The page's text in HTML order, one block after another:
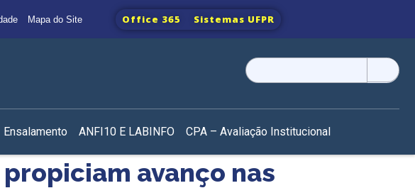
Mapa do Site Office 365 Sistemas UFPR
Pesquisar
por:
Ensalamento ANFI10 E LABINFO CPA – Avaliação Institucional
propiciam avanço nas